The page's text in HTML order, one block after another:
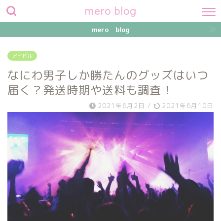
mero blog
mero blog
アイドル
なにわ男子しか勝たんのグッズはいつ
届く？発送時期や送料も調査！
2021年6月2日 / 2021年6月10日